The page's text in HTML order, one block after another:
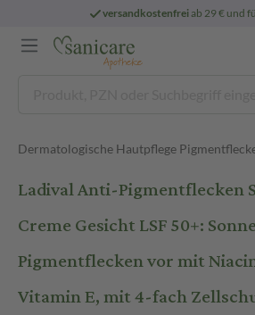
versandkostenfreiab 29 € und
Dermatologische Hautpflege
Ladival Anti-Pigmentflecken
Creme Gesicht LSF 50+:
Pigmentflecken vor mit
Vitamin E, mit 4-fach